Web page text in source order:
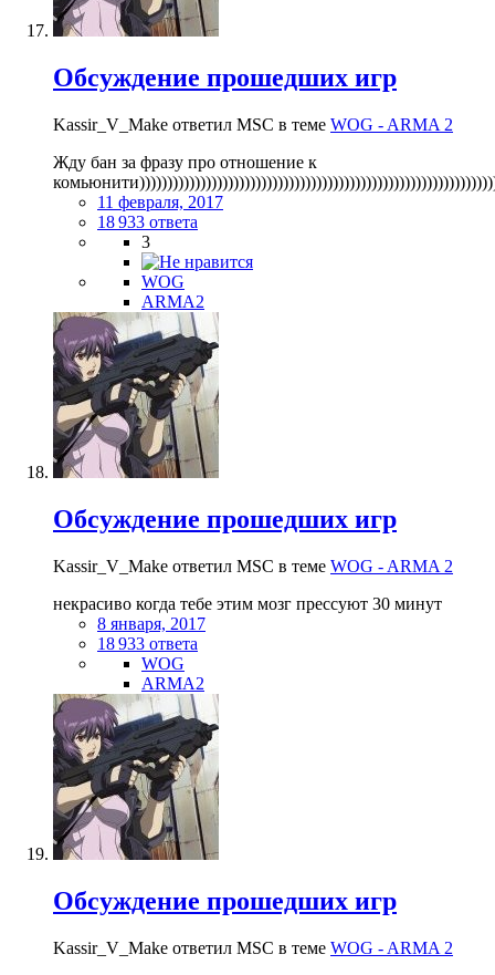
Обсуждение прошедших игр
Kassir_V_Make ответил MSC в теме WOG - ARMA 2
Жду бан за фразу про отношение к
11 февраля, 2017
18 933 ответа
3
WOG
ARMA2
Обсуждение прошедших игр
Kassir_V_Make ответил MSC в теме WOG - ARMA 2
некрасиво когда тебе этим мозг прессуют 30 минут
8 января, 2017
18 933 ответа
WOG
ARMA2
Обсуждение прошедших игр
Kassir_V_Make ответил MSC в теме WOG - ARMA 2